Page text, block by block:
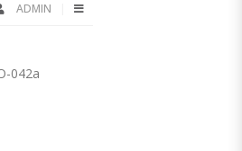
ADMIN
042a